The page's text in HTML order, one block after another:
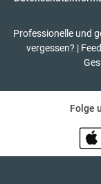
Professionelle und
vergessen? |
Folge